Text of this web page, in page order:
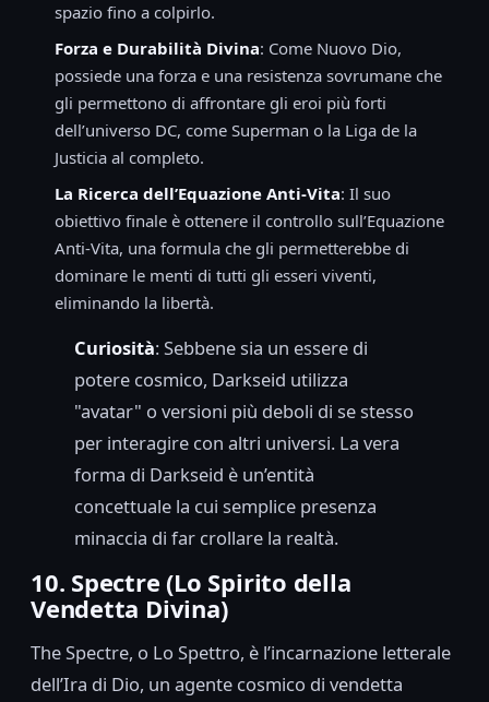
spazio fino a colpirlo.
Forza e Durabilità Divina: Come Nuovo Dio,
possiede una forza e una resistenza sovrumane che
gli permettono di affrontare gli eroi più forti
dell’universo DC, come Superman o la Liga de la
Justicia al completo.
La Ricerca dell’Equazione Anti-Vita: Il suo
obiettivo finale è ottenere il controllo sull’Equazione
Anti-Vita, una formula che gli permetterebbe di
dominare le menti di tutti gli esseri viventi,
eliminando la libertà.
Curiosità: Sebbene sia un essere di
potere cosmico, Darkseid utilizza
"avatar" o versioni più deboli di se stesso
per interagire con altri universi. La vera
forma di Darkseid è un’entità
concettuale la cui semplice presenza
minaccia di far crollare la realtà.
10. Spectre (Lo Spirito della
Vendetta Divina)
The Spectre, o Lo Spettro, è l’incarnazione letterale
dell’Ira di Dio, un agente cosmico di vendetta